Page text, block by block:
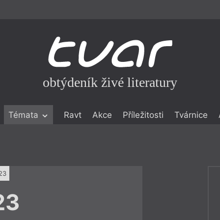
obtýdeník živé literatury
Témata Ravt Akce Příležitosti Tvárnice